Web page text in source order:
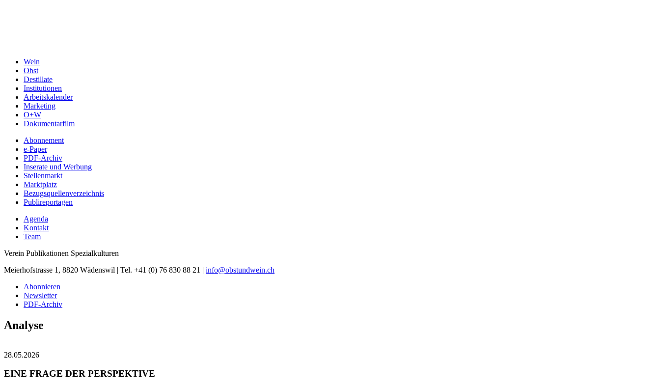
Wein
Obst
Destillate
Institutionen
Arbeitskalender
Marketing
O+W
Dokumentarfilm
Abonnement
e-Paper
PDF-Archiv
Inserate und Werbung
Stellenmarkt
Marktplatz
Bezugsquellenverzeichnis
Publireportagen
Agenda
Kontakt
Team
Verein Publikationen Spezialkulturen
Meierhofstrasse 1, 8820 Wädenswil | Tel. +41 (0) 76 830 88 21 | info@obstundwein.ch
Abonnieren
Newsletter
PDF-Archiv
Analyse
28.05.2026
EINE FRAGE DER PERSPEKTIVE